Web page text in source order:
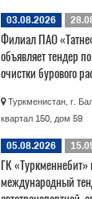
03.08.2026
Филиал ПАО
объявляет тендер
очистки бурового
Туркменистан, г.
квартал 150, дом 59
05.08.2026
ГК «Туркменнебит»
международный